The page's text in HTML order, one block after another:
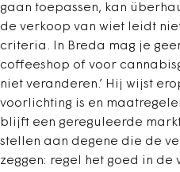
gaan toepassen, kan
de verkoop van wiet leidt
criteria. In Breda mag je
coffeeshop of voor
niet veranderen.’ Hij wijst
voorlichting is en
blijft een gereguleerde
stellen aan degene die de
zeggen: regel het goed in de